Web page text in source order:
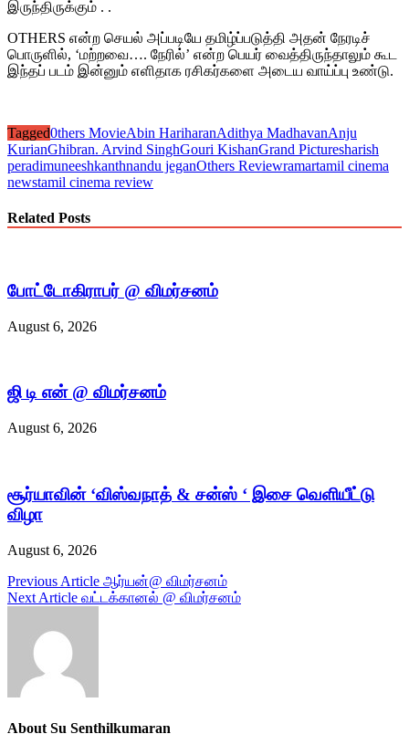
இருந்திருக்கும் . .
OTHERS என்ற செயல் அப்படியே தமிழ்ப்படுத்தி அதன் நேரடிச்
பொருளில், ‘மற்றவை…. நேரில்’ என்ற பெயர் வைத்திருந்தாலும் கூட
இந்தப் படம் இன்னும் எளிதாக ரசிகர்களை அடைய வாய்ப்பு உண்டு.
Tagged0thers MovieAbin HariharanAdithya MadhavanAnju
KurianGhibran. Arvind SinghGouri KishanGrand Picturesharish
peradimuneeshkanthnandu jeganOthers Reviewramartamil cinema
newstamil cinema review
Related Posts
போட்டோகிராபர் @ விமர்சனம்
August 6, 2026
ஜி டி என் @ விமர்சனம்
August 6, 2026
சூர்யாவின் ‘விஸ்வநாத் & சன்ஸ் ‘ இசை வெளியீட்டு
விழா
August 6, 2026
Post
navigation
Previous Article ஆர்யன்@ விமர்சனம்
Next Article வட்டக்கானல் @ விமர்சனம்
About Su Senthilkumaran